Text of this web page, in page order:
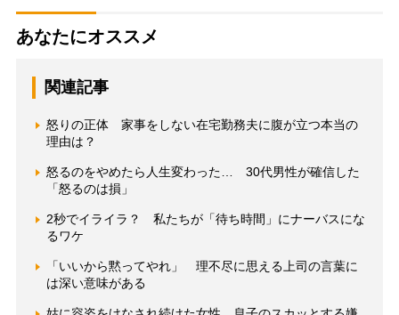
あなたにオススメ
関連記事
怒りの正体 家事をしない在宅勤務夫に腹が立つ本当の
理由は？
怒るのをやめたら人生変わった… 30代男性が確信した
「怒るのは損」
2秒でイライラ？ 私たちが「待ち時間」にナーバスにな
るワケ
「いいから黙ってやれ」 理不尽に思える上司の言葉に
は深い意味がある